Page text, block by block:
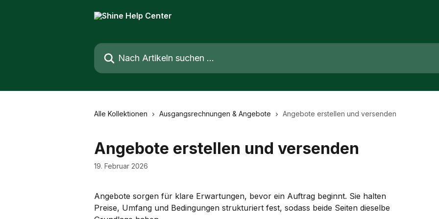
Nach Artikeln suchen …
Alle Kollektionen Ausgangsrechnungen & Angebote Angebote erstellen und versenden
Angebote erstellen und versenden
19. Februar 2026
Angebote sorgen für klare Erwartungen, bevor ein Auftrag beginnt. Sie halten
Preise, Umfang und Bedingungen strukturiert fest, sodass beide Seiten dieselbe